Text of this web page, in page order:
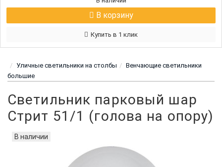
В корзину
Купить в 1 клик
Уличные светильники на столбы
Венчающие светильники
большие
Светильник парковый шар
Стрит 51/1 (голова на опору)
В наличии